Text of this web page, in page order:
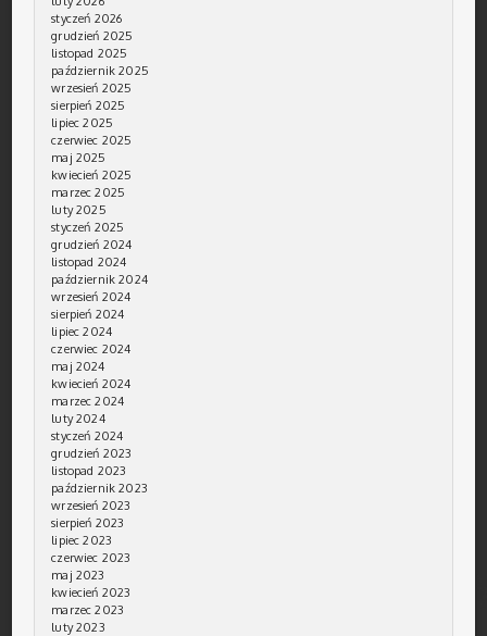
styczeń 2026
grudzień 2025
listopad 2025
październik 2025
wrzesień 2025
sierpień 2025
lipiec 2025
czerwiec 2025
maj 2025
kwiecień 2025
marzec 2025
luty 2025
styczeń 2025
grudzień 2024
listopad 2024
październik 2024
wrzesień 2024
sierpień 2024
lipiec 2024
czerwiec 2024
maj 2024
kwiecień 2024
marzec 2024
luty 2024
styczeń 2024
grudzień 2023
listopad 2023
październik 2023
wrzesień 2023
sierpień 2023
lipiec 2023
czerwiec 2023
maj 2023
kwiecień 2023
marzec 2023
luty 2023